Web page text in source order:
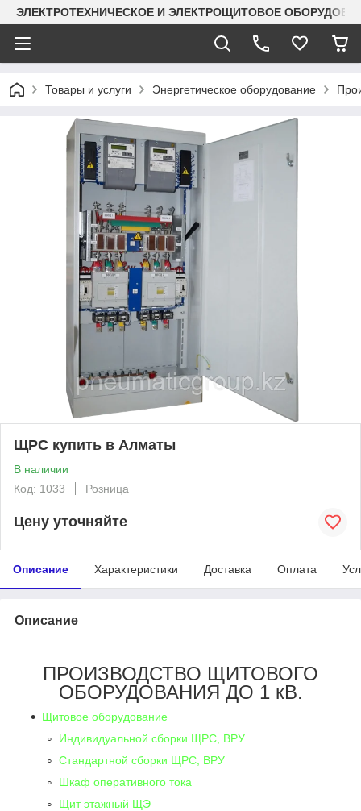
ЭЛЕКТРОТЕХНИЧЕСКОЕ И ЭЛЕКТРОЩИТОВОЕ
Товары и услуги Энергетическое оборудование
ЩРС купить в Алматы
В наличии
Код: 1033
Розница
Цену уточняйте
Описание Характеристики Доставка Оплата
Описание
ПРОИЗВОДСТВО ЩИТОВОГО
ОБОРУДОВАНИЯ ДО 1 кВ.
Щитовое оборудование
Индивидуальной сборки ЩРС, ВРУ
Стандартной сборки ЩРС, ВРУ
Шкаф оперативного тока
Щит этажный ЩЭ